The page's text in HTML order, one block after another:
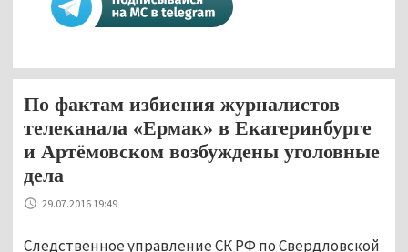
По фактам избиения журналистов
телеканала «Ермак» в Екатеринбурге
и Артёмовском возбуждены уголовные
дела
29.07.2016 19:49
Следственное управление СК РФ по Свердловской